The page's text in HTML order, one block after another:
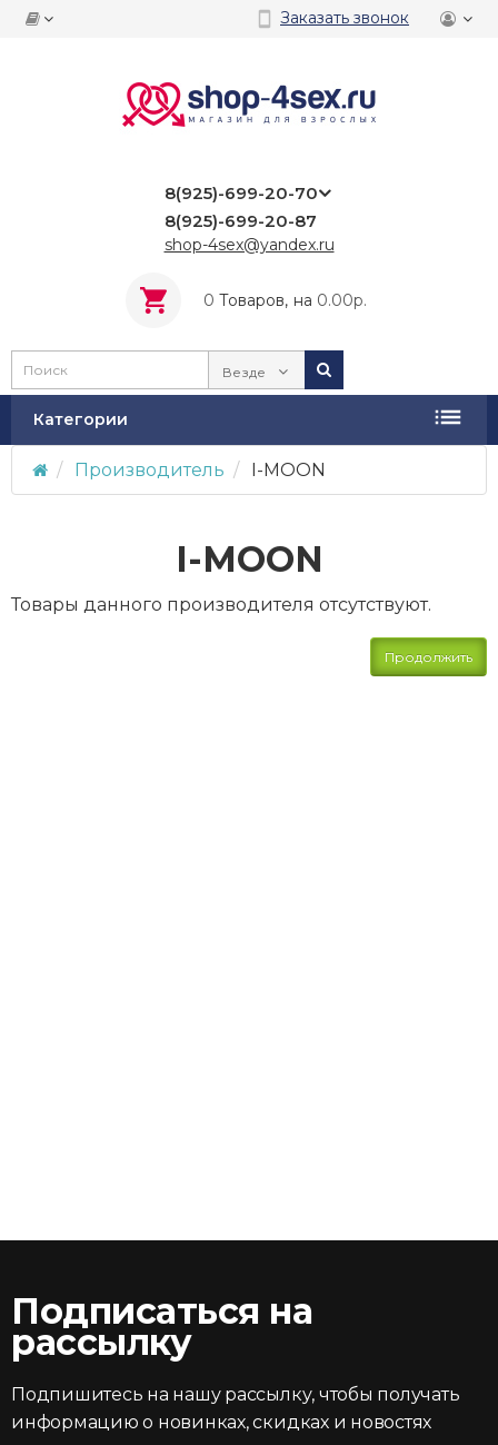
Заказать звонок
8(925)-699-20-70
8(925)-699-20-87
shop-4sex@yandex.ru
0 Tоваров, на 0.00р.
Везде
Категории
Производитель I-MOON
I-MOON
Товары данного производителя отсутствуют.
Продолжить
Подписаться на
рассылку
Подпишитесь на нашу рассылку, чтобы получать
информацию о новинках, скидках и новостях